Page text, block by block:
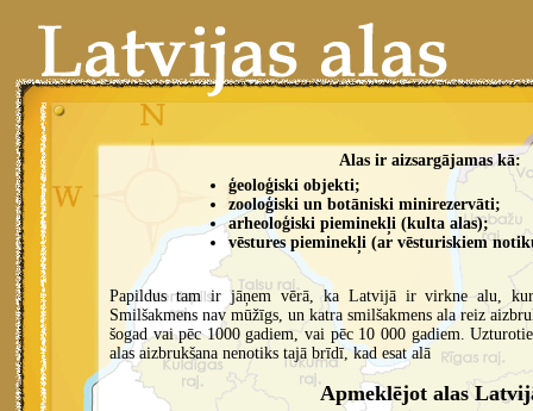
Alas ir aizsargājamas kā:
ģeoloģiski objekti;
zooloģiski un botāniski minirezervāti;
arheoloģiski pieminekļi (kulta alas);
vēstures pieminekļi (ar vēsturiskiem
Papildus tam ir jāņem vērā, ka Latvijā ir virkne alu,
Smilšakmens nav mūžīgs, un katra smilšakmens ala reiz
šogad vai pēc 1000 gadiem, vai pēc 10 000 gadiem.
alas aizbrukšana nenotiks tajā brīdī, kad esat alā
Apmeklējot alas